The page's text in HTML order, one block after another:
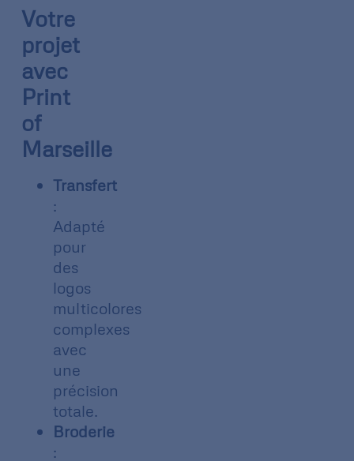
Votre
projet
avec
Print
of
Marseille
Transfert
:
Adapté
pour
des
logos
multicolores
complexes
avec
une
précision
totale.
Broderie
: